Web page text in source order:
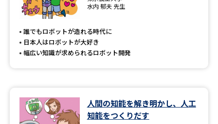
水内 郁夫 先生
誰でもロボットが造れる時代に
日本人はロボットが大好き
幅広い知識が求められるロボット開発
人間の知能を解き明かし、人工
知能をつくりだす